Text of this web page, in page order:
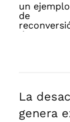
La
genera